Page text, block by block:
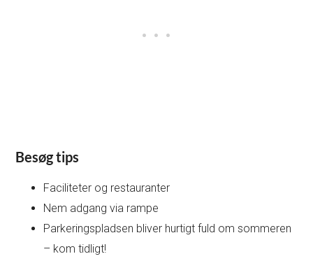
Besøg tips
Faciliteter og restauranter
Nem adgang via rampe
Parkeringspladsen bliver hurtigt fuld om sommeren
– kom tidligt!